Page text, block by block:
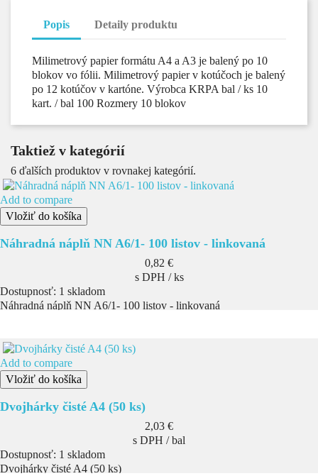
Popis Detaily produktu
Milimetrový papier formátu A4 a A3 je balený po 10
blokov vo fólii. Milimetrový papier v kotúčoch je balený
po 12 kotúčov v kartóne. Výrobca KRPA bal / ks 10
kart. / bal 100 Rozmery 10 blokov
Taktiež v kategórií
6 ďalších produktov v rovnakej kategórií.
Add to compare
Vložiť do košíka
Náhradná náplň NN A6/1- 100 listov - linkovaná
Cena
0,82 €
s DPH / ks
Dostupnosť: 1 skladom
Náhradná náplň NN A6/1- 100 listov - linkovaná
Add to compare
Vložiť do košíka
Dvojhárky čisté A4 (50 ks)
Cena
2,03 €
s DPH / bal
Dostupnosť: 1 skladom
Dvojhárky čisté A4 (50 ks)